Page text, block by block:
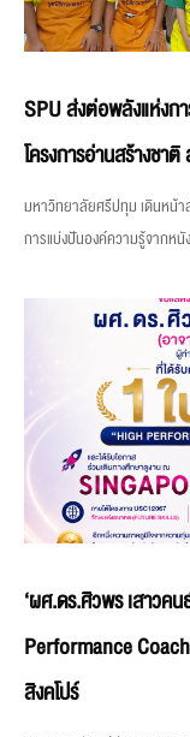
SPU ส่งต่อพลังแห่งก
โครงการอ่านสร้างชา
มหาวิทยาลัยศรีปทุม เดินหน้
การแบ่งปันองค์ความรู้จากห
‘ผศ.ดร.ศิวพร เสาวค
Performance
สิงคโปร์